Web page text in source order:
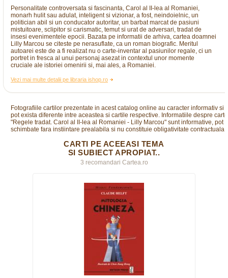
Personalitate controversata si fascinanta, Carol al II-lea al Romaniei,
monarh hulit sau adulat, inteligent si vizionar, a fost, neindoielnic, un
politician abil si un conducator autoritar, un barbat marcat de pasiuni
mistuitoare, sclipitor si carismatic, temut si urat de adversari, tradat de
insesi evenimentele epocii. Bazata pe informatii de arhiva, cartea doamnei
Lilly Marcou se citeste pe nerasuflate, ca un roman biografic. Meritul
autoarei este de a fi realizat nu o carte-inventar al pasiunilor regale, ci un
portret in fresca al unui personaj asezat in contextul unor momente
cruciale ale istoriei omenirii si, mai ales, a Romaniei.
Vezi mai multe detalii pe libraria ishop.ro
Fotografiile cartilor prezentate in acest catalog online au caracter informativ si
pot exista diferente intre aceastea si cartile respective. Informatiile despre
"Regele tradat. Carol al II-lea al Romaniei - Lilly Marcou" sunt informative, pot fi
schimbate fara instiintare prealabila si nu constituie obligativitate contractuala.
CARTI PE ACEEASI TEMA
SI SUBIECT APROPIAT..
3 recomandari Cartea.ro